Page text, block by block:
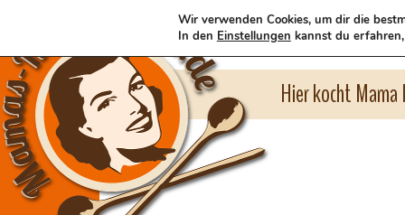
Hier kocht
Wir verwenden Cookies, um dir die
In den Einstellungen kannst du